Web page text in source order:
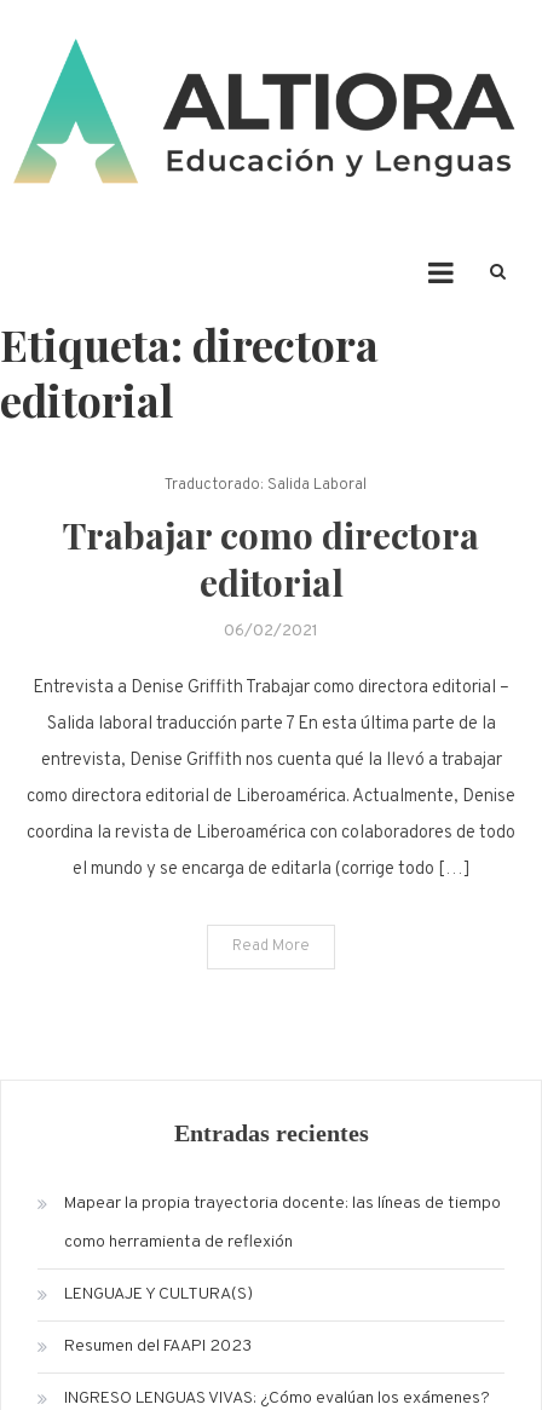
ALTIORA – Educación y
Lenguas
Etiqueta: directora
editorial
Traductorado: Salida Laboral
Trabajar como directora
editorial
06/02/2021
Entrevista a Denise Griffith Trabajar como directora editorial –
Salida laboral traducción parte 7 En esta última parte de la
entrevista, Denise Griffith nos cuenta qué la llevó a trabajar
como directora editorial de Liberoamérica. Actualmente, Denise
coordina la revista de Liberoamérica con colaboradores de todo
el mundo y se encarga de editarla (corrige todo […]
Read More
Entradas recientes
Mapear la propia trayectoria docente: las líneas de tiempo
como herramienta de reflexión
LENGUAJE Y CULTURA(S)
Resumen del FAAPI 2023
INGRESO LENGUAS VIVAS: ¿Cómo evalúan los exámenes?